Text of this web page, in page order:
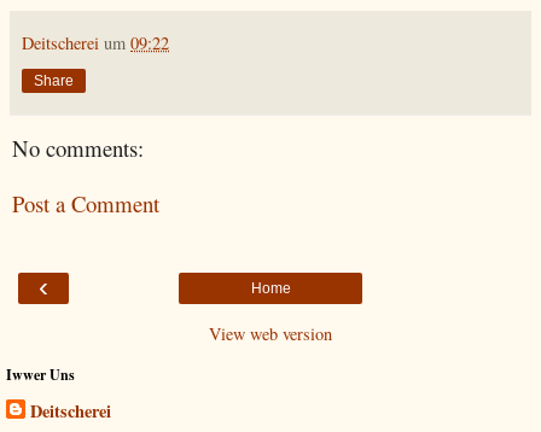
Deitscherei um 09:22
Share
No comments:
Post a Comment
‹ Home
View web version
Iwwer Uns
Deitscherei